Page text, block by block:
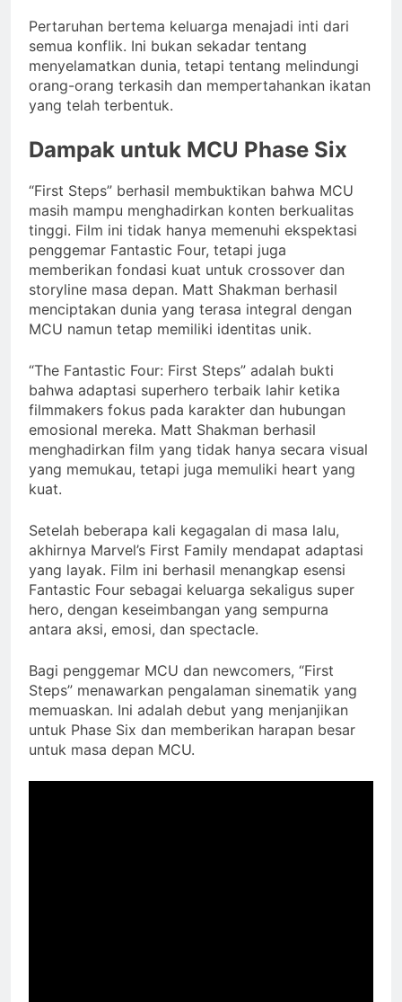
Pertaruhan bertema keluarga menajadi inti dari
semua konflik. Ini bukan sekadar tentang
menyelamatkan dunia, tetapi tentang melindungi
orang-orang terkasih dan mempertahankan ikatan
yang telah terbentuk.
Dampak untuk MCU Phase Six
“First Steps” berhasil membuktikan bahwa MCU
masih mampu menghadirkan konten berkualitas
tinggi. Film ini tidak hanya memenuhi ekspektasi
penggemar Fantastic Four, tetapi juga
memberikan fondasi kuat untuk crossover dan
storyline masa depan. Matt Shakman berhasil
menciptakan dunia yang terasa integral dengan
MCU namun tetap memiliki identitas unik.
“The Fantastic Four: First Steps” adalah bukti
bahwa adaptasi superhero terbaik lahir ketika
filmmakers fokus pada karakter dan hubungan
emosional mereka. Matt Shakman berhasil
menghadirkan film yang tidak hanya secara visual
yang memukau, tetapi juga memuliki heart yang
kuat.
Setelah beberapa kali kegagalan di masa lalu,
akhirnya Marvel’s First Family mendapat adaptasi
yang layak. Film ini berhasil menangkap esensi
Fantastic Four sebagai keluarga sekaligus super
hero, dengan keseimbangan yang sempurna
antara aksi, emosi, dan spectacle.
Bagi penggemar MCU dan newcomers, “First
Steps” menawarkan pengalaman sinematik yang
memuaskan. Ini adalah debut yang menjanjikan
untuk Phase Six dan memberikan harapan besar
untuk masa depan MCU.